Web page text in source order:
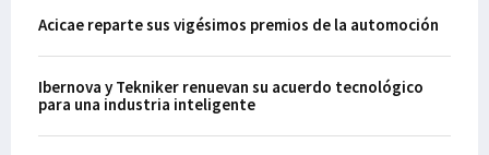
Acicae reparte sus vigésimos premios de la automoción
Ibernova y Tekniker renuevan su acuerdo tecnológico
para una industria inteligente